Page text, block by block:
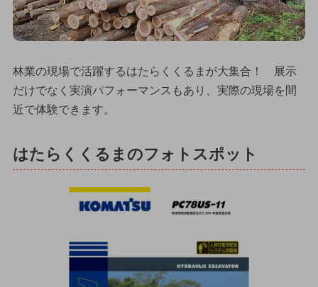
林業の現場で活躍するはたらくくるまが大集合！ 展示
だけでなく実演パフォーマンスもあり、実際の現場を間
近で体験できます。
はたらくくるまのフォトスポット